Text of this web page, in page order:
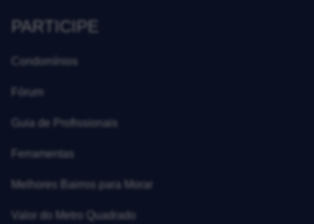
PARTICIPE
Condomínios
Fórum
Guia de Profissionais
Ferramentas
Melhores Bairros para Morar
Valor do Metro Quadrado